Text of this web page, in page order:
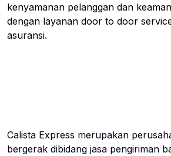
kenyamanan pelanggan dan
dengan layanan door to door
asuransi.
Calista Express merupakan
bergerak dibidang jasa pengiriman